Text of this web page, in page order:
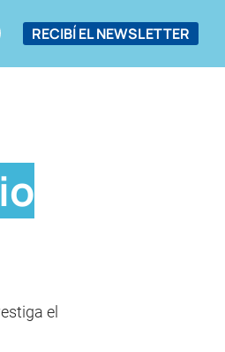
RECIBÍ EL NEWSLETTER
el